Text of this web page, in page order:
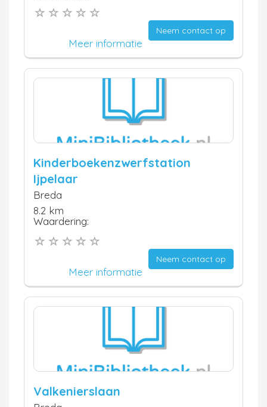
Neem contact op
Meer informatie
Kinderboekenzwerfstation
Ijpelaar
Breda
8.2 km
Waardering:
Neem contact op
Meer informatie
Valkenierslaan